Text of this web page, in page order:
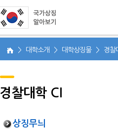
> 대학소개 > 대학상징물 > 경찰
경찰대학 CI
상징무늬